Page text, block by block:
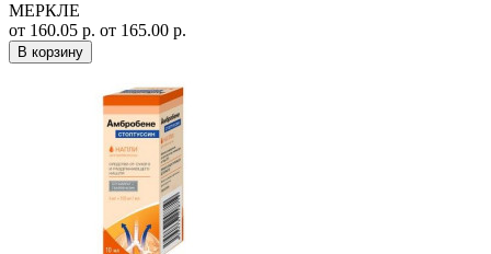
МЕРКЛЕ
от 160.05 р. от 165.00 р.
В корзину